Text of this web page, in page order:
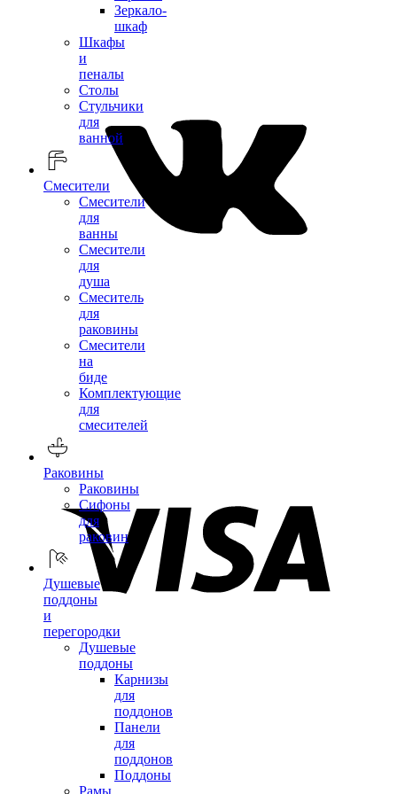
Зеркало-
шкаф
Шкафы
и
пеналы
Столы
Стульчики
для
ванной
Смесители
Смесители
для
ванны
Смесители
для
душа
Смеситель
для
раковины
Смесители
на
биде
Комплектующие
для
смесителей
Раковины
Раковины
Сифоны
для
раковин
Душевые
поддоны
и
перегородки
Душевые
поддоны
Карнизы
для
поддонов
Панели
для
поддонов
Поддоны